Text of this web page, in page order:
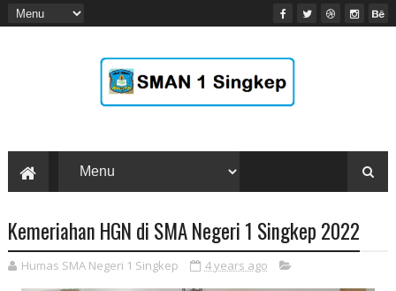
Kemeriahan HGN di SMA Negeri 1 Singkep 2022
Humas SMA Negeri 1 Singkep 4 years ago